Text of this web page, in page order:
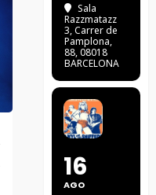
Sala
Razzmatazz
3, Carrer de
Pamplona,
88, 08018
BARCELONA
16
AGO